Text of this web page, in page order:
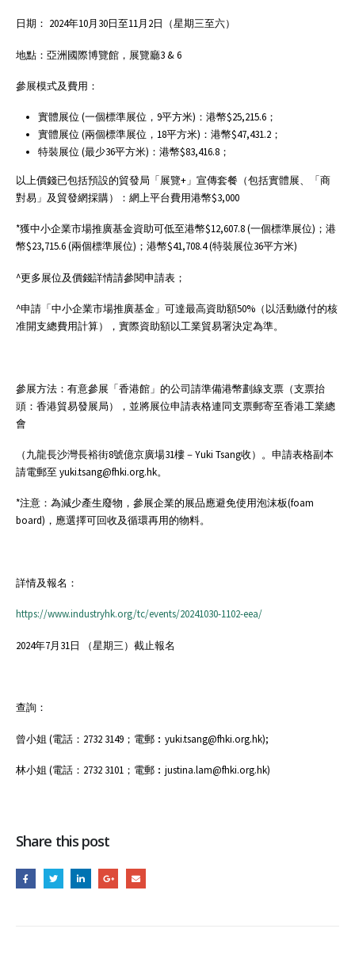
日期： 2024年10月30日至11月2日（星期三至六）
地點：亞洲國際博覽館，展覽廳3 & 6
參展模式及費用：
實體展位 (一個標準展位，9平方米)：港幣$25,215.6；
實體展位 (兩個標準展位，18平方米)：港幣$47,431.2；
特裝展位 (最少36平方米)：港幣$83,416.8；
以上價錢已包括預設的貿發局「展覽+」宣傳套餐（包括實體展、「商
對易」及貿發網採購）：網上平台費用港幣$3,000
*獲中小企業市場推廣基金資助可低至港幣$12,607.8 (一個標準展位)；港
幣$23,715.6 (兩個標準展位)；港幣$41,708.4 (特裝展位36平方米)
^更多展位及價錢詳情請參閱申請表；
^申請「中小企業市場推廣基金」可達最高資助額50%（以活動繳付的核
准開支總費用計算），實際資助額以工業貿易署決定為準。
參展方法：有意參展「香港館」的公司請準備港幣劃線支票（支票抬
頭：香港貿易發展局），並將展位申請表格連同支票郵寄至香港工業總
會
（九龍長沙灣長裕街8號億京廣場31樓－Yuki Tsang收）。申請表格副本
請電郵至 yuki.tsang@fhki.org.hk。
*注意：為減少產生廢物，參展企業的展品應避免使用泡沫板(foam
board)，應選擇可回收及循環再用的物料。
詳情及報名：
https://www.industryhk.org/tc/events/20241030-1102-eea/
2024年7月31日 （星期三）截止報名
查詢：
曾小姐 (電話：2732 3149；電郵︰yuki.tsang@fhki.org.hk);
林小姐 (電話：2732 3101；電郵︰justina.lam@fhki.org.hk)
Share this post